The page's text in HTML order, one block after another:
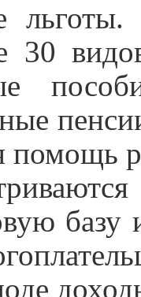
30
помощь
базу